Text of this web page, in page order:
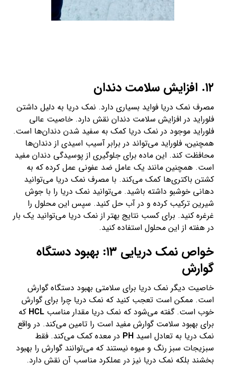
۱۲. افزایش سلامت دندان
مصرف نمک دریا فواید بسیاری دارد. نمک دریا به دلیل داشتن
فلوراید در افزایش سلامت دندان نقش دارد. خاصیت عالی
فلوراید موجود در نمک دریا کمک به سفید شدن دندان‌ها است.
همچنین، فلوراید می‌تواند در برابر آسیب اسیدی از دندان‌ها
محافظت کند. این ماده برای جلوگیری از پوسیدگی دندان مفید
است. همچنین مانند یک عامل ضد عفونی عمل کرده که به
کشتن باکتری‌ها کمک می‌کند. با مصرف نمک دریا می‌توانید
دهانی خوشبو داشته باشید. می‌توانید نمک دریا را با جوش
شیرین ترکیب کرده و در آب حل کنید. سپس این محلول را
غرغره کنید. برای کسب نتایج بهتر از نمک دریا می‌توانید یک بار
در هفته از این محلول استفاده کنید.
خواص نمک دریایی ۱۳: بهبود دستگاه
گوارش
خاصیت دیگر نمک دریا برای سلامتی بهبود دستگاه گوارش
است. ممکن است تعجب کنید که نمک دریا چرا برای گوارش
خوب است. گفته می‌شود که نمک دریا مقدار مناسبHCL که
برای بهبود سلامت گوارش مفید است را تامین می‌کند. در واقع
نمک دریا به تعادل اسیدPH در معده کمک می‌کند. فقط
سبزیجات سبز رنگ و میوه نیستند که می‌توانند گوارش را بهبود
بخشند بلکه نمک دریا نیز در عملکرد مناسب آن نقش دارد.